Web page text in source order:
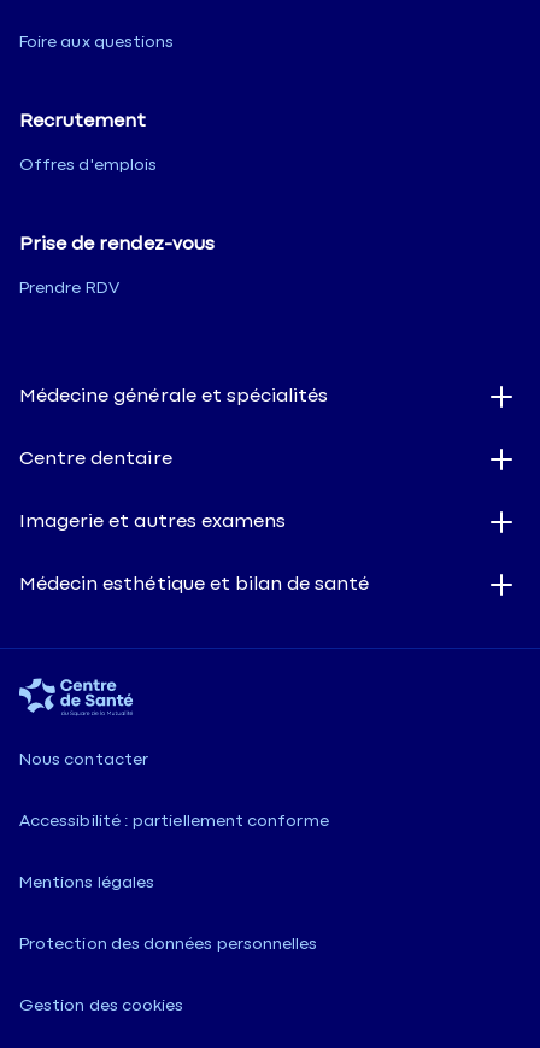
Foire aux questions
Recrutement
Offres d'emplois
Prise de rendez-vous
Prendre RDV
Médecine générale et spécialités
Centre dentaire
Imagerie et autres examens
Médecin esthétique et bilan de santé
Nous contacter
Accessibilité : partiellement conforme
Mentions légales
Protection des données personnelles
Gestion des cookies